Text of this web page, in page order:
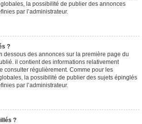
la possibilité de publier des annonces
par l’administrateur.
?
dessous des annonces sur la première page du
il contient des informations relativement
consulter régulièrement. Comme pour les
la possibilité de publier des sujets épinglés
par l’administrateur.
?